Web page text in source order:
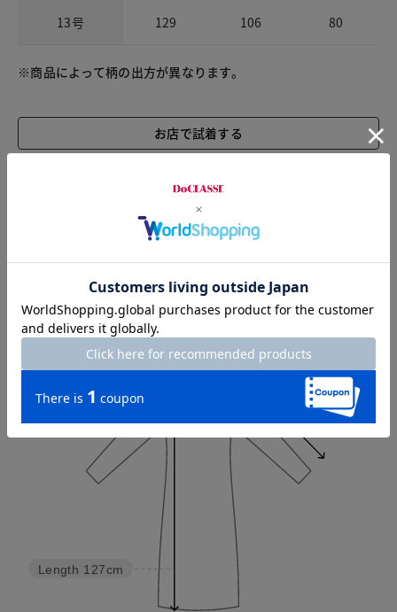
13号 129 106 80
※商品によって柄の出方が異なります。
お店で試着する
Check the recommended size
Sleeve length 78cm
Length 127cm